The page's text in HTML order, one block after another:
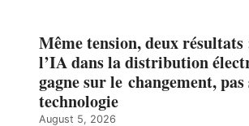
Même tension, deux
l’IA dans la distribution
gagne sur le changement,
technologie
August 5, 2026